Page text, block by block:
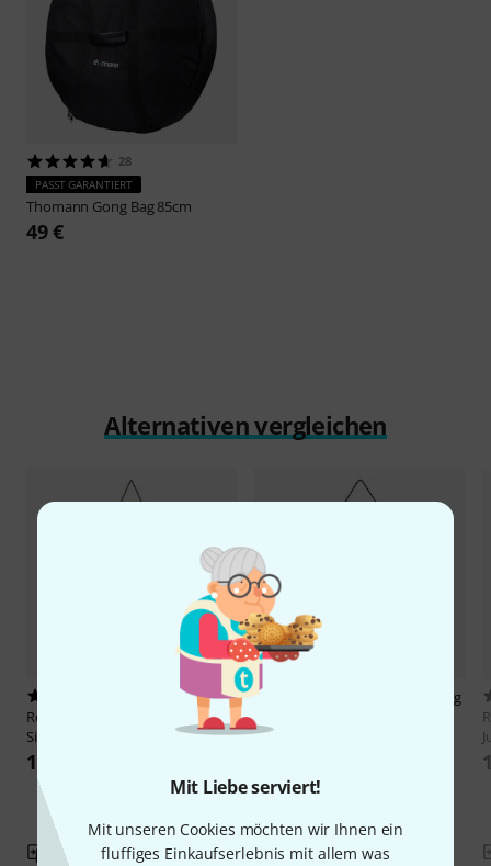
Mit Liebe serviert!
Mit unseren Cookies möchten wir Ihnen ein
fluffiges Einkaufserlebnis mit allem was
28
PASST GARANTIERT
Thomann Gong Bag 85cm
49 €
Alternativen vergleichen
RealGong
24"/60cm Planet Gong
Sid Moon
1.049 €
Vergleichen
RealGong
32"/81cm Planet Gong
Neptune
1.798 €
Vergleichen